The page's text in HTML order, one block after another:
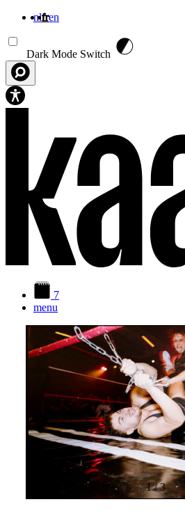
nlfren
Dark Mode Switch
7
menu
1/3